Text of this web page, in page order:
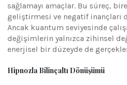
sağlamayı amaçlar. Bu süreç,
geliştirmesi ve negatif inançları
Ancak kuantum seviyesinde
değişimlerin yalnızca zihinsel
enerjisel bir düzeyde de
Hipnozla Bilinçaltı Dönüşümü